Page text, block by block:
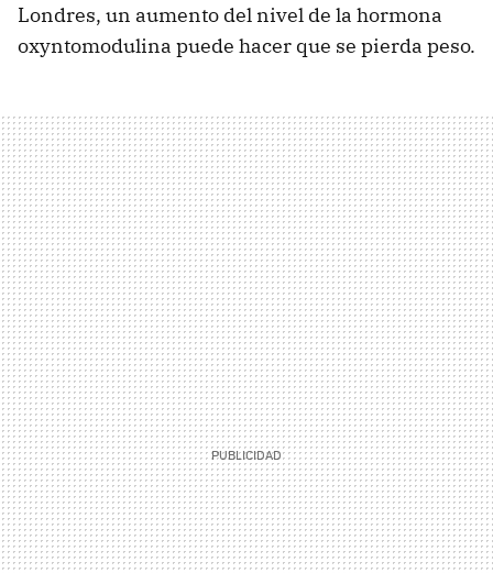
Londres, un aumento del nivel de la hormona
oxyntomodulina puede hacer que se pierda peso.